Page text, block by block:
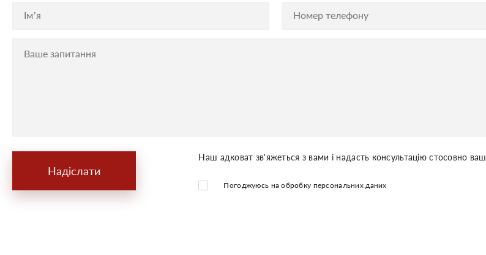
Надіслати
Наш адковат зв'яжеться з вами і надасть консультацію стосовно
Погоджуюсь на обробку персональних даних